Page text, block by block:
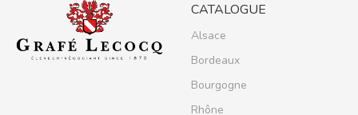
CATALOGUE
Alsace
Bordeaux
Bourgogne
Rhône